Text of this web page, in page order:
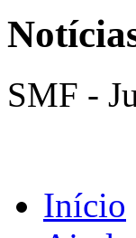
SMF -
Início